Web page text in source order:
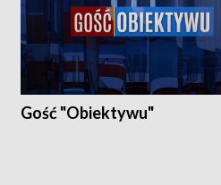
Gość "Obiektywu"